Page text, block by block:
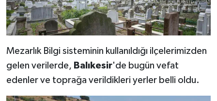
Mezarlık Bilgi sisteminin kullanıldığı ilçelerimizden
gelen verilerde, Balıkesir'de bugün vefat
edenler ve toprağa verildikleri yerler belli oldu.